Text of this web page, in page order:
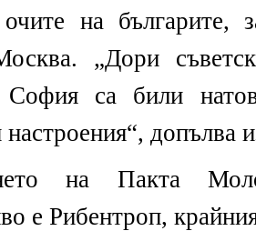
на българите,
„Дори
София са били
настроения“, допълва
на Пакта
е Рибентроп,